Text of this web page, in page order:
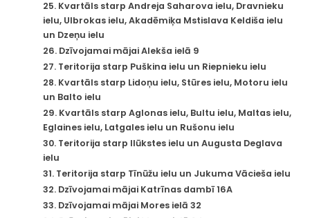
25. Kvartāls starp Andreja Saharova ielu, Dravnieku
ielu, Ulbrokas ielu, Akadēmiķa Mstislava Keldiša ielu
un Dzeņu ielu
26. Dzīvojamai mājai Alekša ielā 9
27. Teritorija starp Puškina ielu un Riepnieku ielu
28. Kvartāls starp Lidoņu ielu, Stūres ielu, Motoru ielu
un Balto ielu
29. Kvartāls starp Aglonas ielu, Bultu ielu, Maltas ielu,
Eglaines ielu, Latgales ielu un Rušonu ielu
30. Teritorija starp Ilūkstes ielu un Augusta Deglava
ielu
31. Teritorija starp Tīnūžu ielu un Jukuma Vācieša ielu
32. Dzīvojamai mājai Katrīnas dambī 16A
33. Dzīvojamai mājai Mores ielā 32